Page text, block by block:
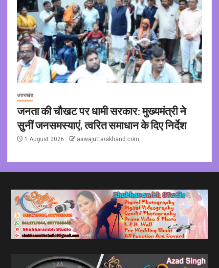
उत्तराखंड
जनता की चौखट पर धामी सरकार: मुख्यमंत्री ने
सुनीं जनसमस्याएं, त्वरित समाधान के दिए निर्देश
1 August 2026 aawajuttarakhand.com